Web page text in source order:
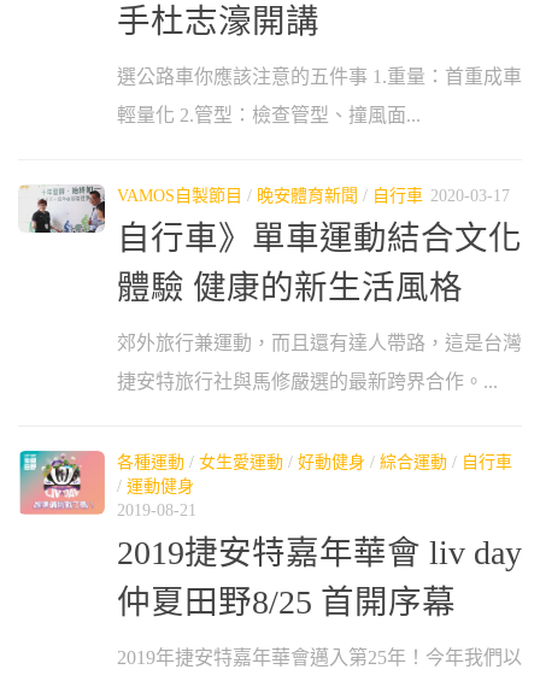
手杜志濠開講
選公路車你應該注意的五件事 1.重量：首重成車
輕量化 2.管型：檢查管型、撞風面...
VAMOS自製節目 / 晚安體育新聞 / 自行車 2020-03-17
自行車》單車運動結合文化
體驗 健康的新生活風格
郊外旅行兼運動，而且還有達人帶路，這是台灣
捷安特旅行社與馬修嚴選的最新跨界合作。...
各種運動 / 女生愛運動 / 好動健身 / 綜合運動 / 自行車
/ 運動健身
2019-08-21
2019捷安特嘉年華會 liv day
仲夏田野8/25 首開序幕
2019年捷安特嘉年華會邁入第25年！今年我們以